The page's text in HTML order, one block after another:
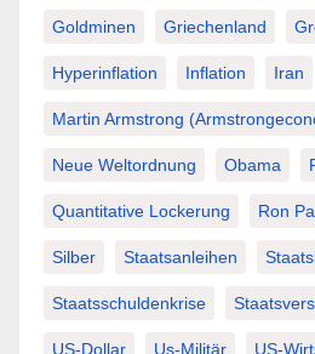
Goldminen Griechenland
Hyperinflation Inflation Iran
Martin Armstrong
Neue Weltordnung Obama
Quantitative Lockerung Ron
Silber Staatsanleihen
Staatsschuldenkrise
US-Dollar Us-Militär US-